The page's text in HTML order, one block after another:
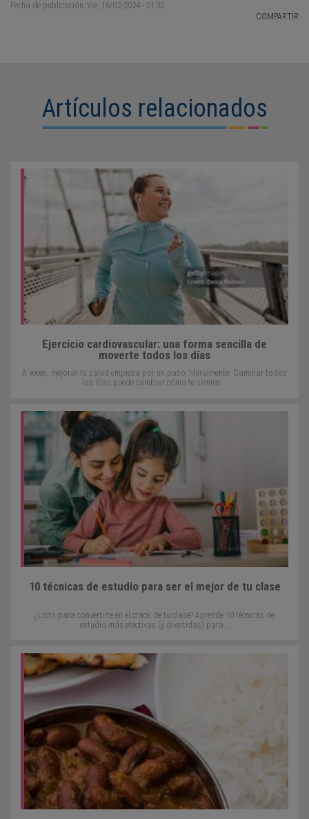
Fecha de publicación: Vie, 16/02/2024 - 01:32
COMPARTIR
Artículos relacionados
Ejercicio cardiovascular: una forma sencilla de
moverte todos los días
A veces, mejorar tu salud empieza por un paso: literalmente. Caminar todos
los días puede cambiar cómo te sientes...
10 técnicas de estudio para ser el mejor de tu clase
¿Listo para convertirte en el crack de tu clase? Aprende 10 técnicas de
estudio más efectivas (y divertidas) para...